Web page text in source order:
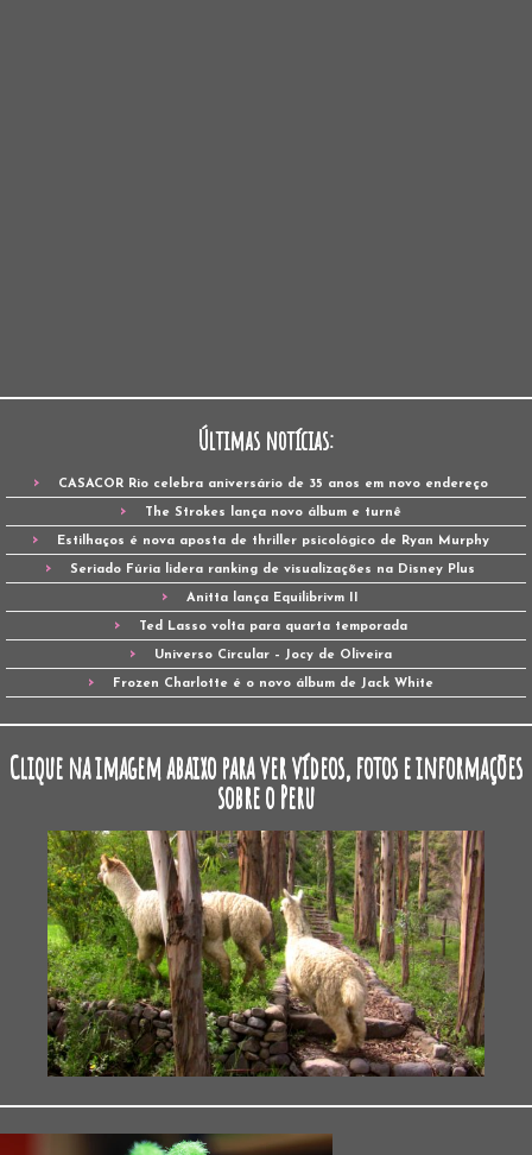
Últimas notícias:
CASACOR Rio celebra aniversário de 35 anos em novo endereço
The Strokes lança novo álbum e turnê
Estilhaços é nova aposta de thriller psicológico de Ryan Murphy
Seriado Fúria lidera ranking de visualizações na Disney Plus
Anitta lança Equilibrivm II
Ted Lasso volta para quarta temporada
Universo Circular – Jocy de Oliveira
Frozen Charlotte é o novo álbum de Jack White
Clique na imagem abaixo para ver vídeos, fotos e informações
sobre o Peru